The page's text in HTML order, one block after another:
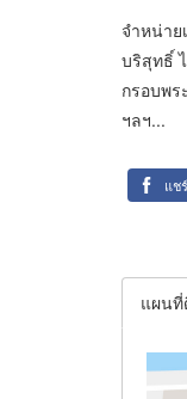
จำหน่าย
บริสุทธิ์
กรอบพ
ฯลฯ...
แชร์
แผน